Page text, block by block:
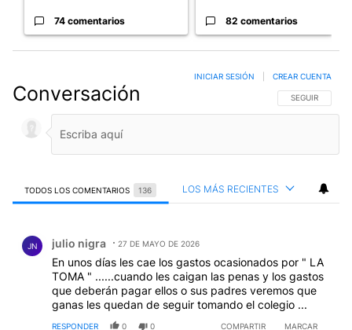
74 comentarios 82 comentarios
Conversación SIGA ESTA
SEGUIR
INICIAR SESIÓN CREAR CUENTA
TODOS LOS COMENTARIOS 136 LOS MÁS RECIENTES
JN julio nigra 27 DE MAYO DE 2026
En unos días les cae los gastos ocasionados por " LA
TOMA " ......cuando les caigan las penas y los gastos
que deberán pagar ellos o sus padres veremos que
ganas les quedan de seguir tomando el colegio ...
RESPONDER 0 0 COMPARTIR MARCAR